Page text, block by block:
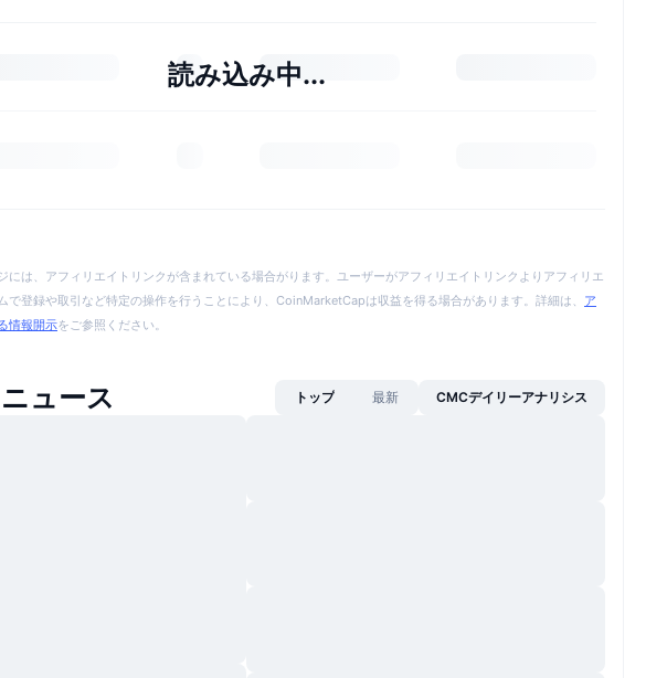
読み込み中...
には、アフィリエイトリンクが含まれている場合がります。ユーザーがアフィリエイトリンクよりアフィリエ
で登録や取引など特定の操作を行うことにより、CoinMarketCapは収益を得る場合があります。詳細は、 ア
情報開示をご参照ください。
ュース トップ 最新 CMCデイリーアナリシス